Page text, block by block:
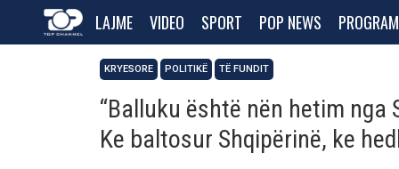
LAJME VIDEO SPORT POP NEWS
KRYESORE POLITIKË TË FUNDIT
“Balluku është nën hetim nga
Ke baltosur Shqipërinë, ke